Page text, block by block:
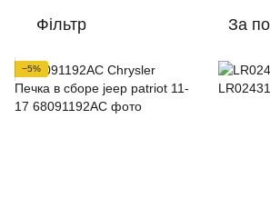
Фільтр За
−5%